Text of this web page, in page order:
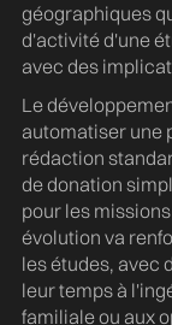
géographiques
d'activité d'une
avec des
Le
automatiser une
rédaction
de donation
pour les
évolution va
les études, avec
leur temps à
familiale ou aux